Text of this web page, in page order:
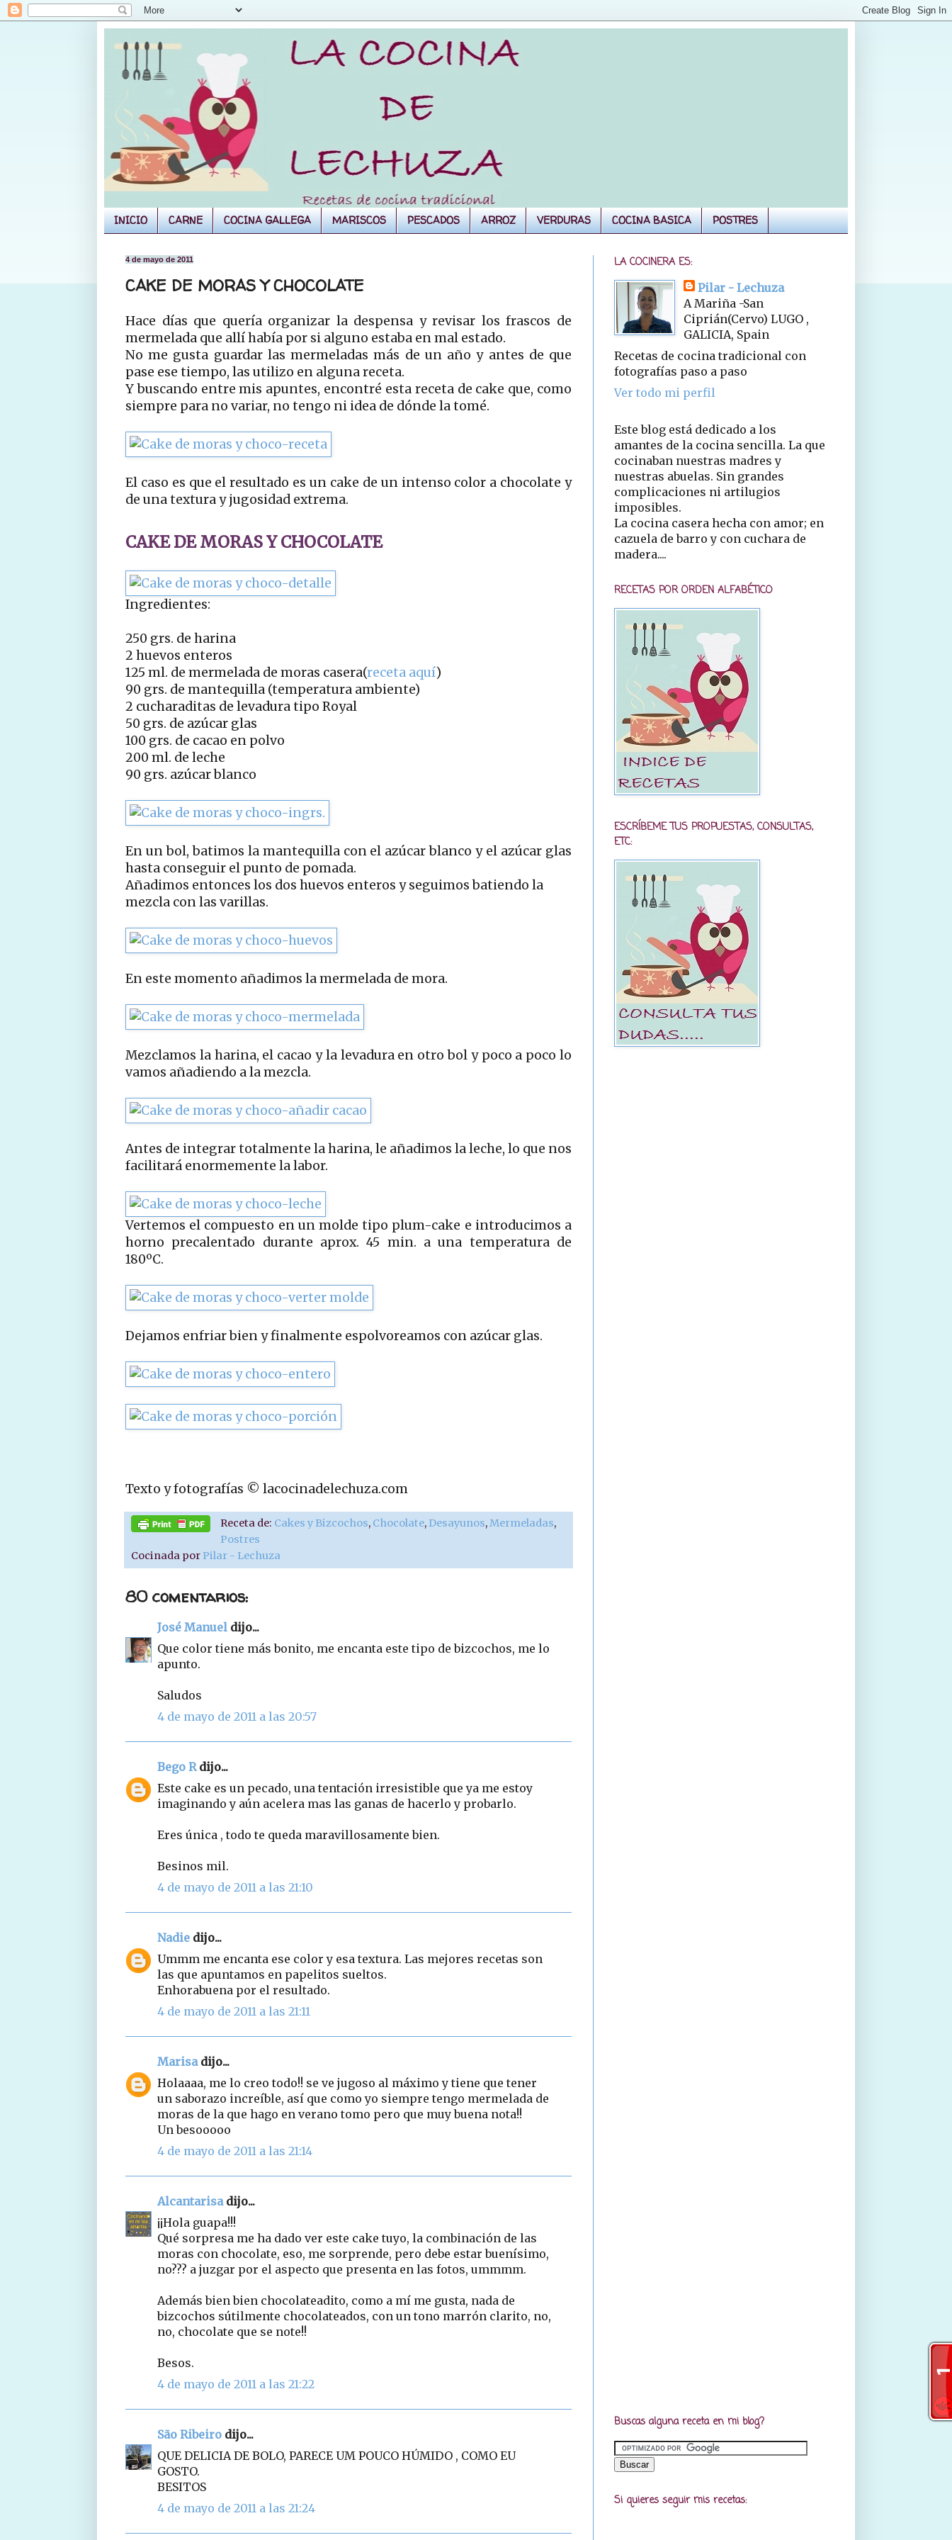
INICIO CARNE COCINA GALLEGA MARISCOS PESCADOS ARROZ VERDURAS COCINA BASICA POSTRES
4 de mayo de 2011
CAKE DE MORAS Y CHOCOLATE
Hace días que quería organizar la despensa y revisar los frascos de
mermelada que allí había por si alguno estaba en mal estado.
No me gusta guardar las mermeladas más de un año y antes de que
pase ese tiempo, las utilizo en alguna receta.
Y buscando entre mis apuntes, encontré esta receta de cake que, como
siempre para no variar, no tengo ni idea de dónde la tomé.
El caso es que el resultado es un cake de un intenso color a chocolate y
de una textura y jugosidad extrema.
CAKE DE MORAS Y CHOCOLATE
Ingredientes:
250 grs. de harina
2 huevos enteros
125 ml. de mermelada de moras casera(receta aquí)
90 grs. de mantequilla (temperatura ambiente)
2 cucharaditas de levadura tipo Royal
50 grs. de azúcar glas
100 grs. de cacao en polvo
200 ml. de leche
90 grs. azúcar blanco
En un bol, batimos la mantequilla con el azúcar blanco y el azúcar glas
hasta conseguir el punto de pomada.
Añadimos entonces los dos huevos enteros y seguimos batiendo la
mezcla con las varillas.
En este momento añadimos la mermelada de mora.
Mezclamos la harina, el cacao y la levadura en otro bol y poco a poco lo
vamos añadiendo a la mezcla.
Antes de integrar totalmente la harina, le añadimos la leche, lo que nos
facilitará enormemente la labor.
Vertemos el compuesto en un molde tipo plum-cake e introducimos a
horno precalentado durante aprox. 45 min. a una temperatura de
180ºC.
Dejamos enfriar bien y finalmente espolvoreamos con azúcar glas.
Texto y fotografías © lacocinadelechuza.com
Receta de: Cakes y Bizcochos, Chocolate, Desayunos,Mermeladas,
Postres
Cocinada por Pilar - Lechuza
80 comentarios:
José Manuel dijo...
Que color tiene más bonito, me encanta este tipo de bizcochos, me lo
apunto.
Saludos
4 de mayo de 2011 a las 20:57
Bego Rdijo...
Este cake es un pecado, una tentación irresistible que ya me estoy
imaginando y aún acelera mas las ganas de hacerlo y probarlo.
Eres única , todo te queda maravillosamente bien.
Besinos mil.
4 de mayo de 2011 a las 21:10
Nadie dijo...
Ummm me encanta ese color y esa textura. Las mejores recetas son
las que apuntamos en papelitos sueltos.
Enhorabuena por el resultado.
4 de mayo de 2011 a las 21:11
Marisadijo...
Holaaaa, me lo creo todo!! se ve jugoso al máximo y tiene que tener
un saborazo increíble, así que como yo siempre tengo mermelada de
moras de la que hago en verano tomo pero que muy buena nota!!
Un besooooo
4 de mayo de 2011 a las 21:14
Alcantarisadijo...
¡¡Hola guapa!!!
Qué sorpresa me ha dado ver este cake tuyo, la combinación de las
moras con chocolate, eso, me sorprende, pero debe estar buenísimo,
no??? a juzgar por el aspecto que presenta en las fotos, ummmm.
Además bien bien chocolateadito, como a mí me gusta, nada de
bizcochos sútilmente chocolateados, con un tono marrón clarito, no,
no, chocolate que se note!!
Besos.
4 de mayo de 2011 a las 21:22
São Ribeiro dijo...
QUE DELICIA DE BOLO, PARECE UM POUCO HÚMIDO , COMO EU
GOSTO.
BESITOS
4 de mayo de 2011 a las 21:24
LA COCINERA ES:
Pilar - Lechuza
A Mariña -San
Ciprián(Cervo) LUGO ,
GALICIA, Spain
Recetas de cocina tradicional con
fotografías paso a paso
Ver todo mi perfil
Este blog está dedicado a los
amantes de la cocina sencilla. La que
cocinaban nuestras madres y
nuestras abuelas. Sin grandes
complicaciones ni artilugios
imposibles.
La cocina casera hecha con amor; en
cazuela de barro y con cuchara de
madera....
RECETAS POR ORDEN ALFABÉTICO
ESCRÍBEME TUS PROPUESTAS, CONSULTAS,
ETC:
Buscas alguna receta en mi blog?
Si quieres seguir mis recetas: